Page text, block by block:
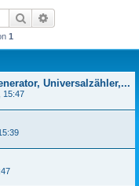
Suche
1
Universalzähler,...
15:47